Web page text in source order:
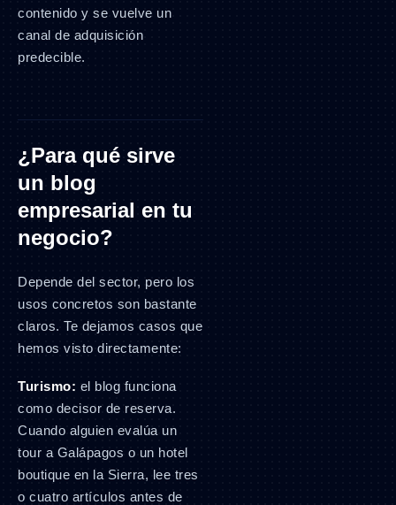
contenido y se vuelve un
canal de adquisición
predecible.
¿Para qué sirve
un blog
empresarial en tu
negocio?
Depende del sector, pero los
usos concretos son bastante
claros. Te dejamos casos que
hemos visto directamente:
Turismo: el blog funciona
como decisor de reserva.
Cuando alguien evalúa un
tour a Galápagos o un hotel
boutique en la Sierra, lee tres
o cuatro artículos antes de